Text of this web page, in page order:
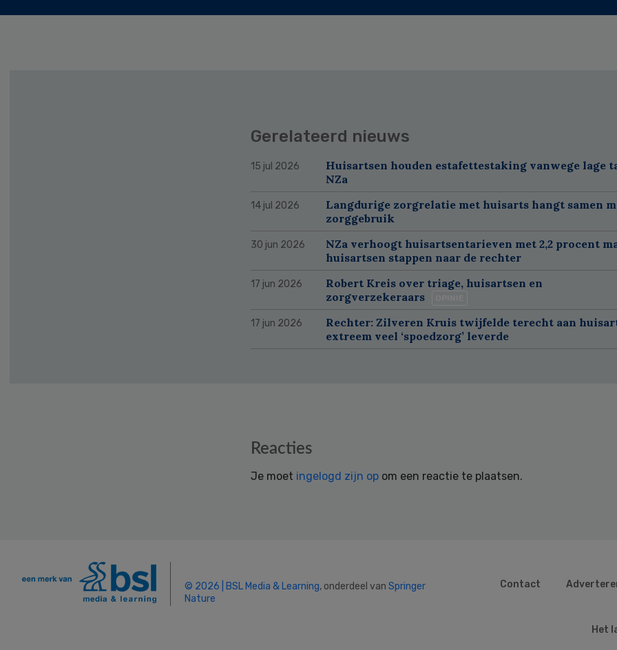
Gerelateerd nieuws
15 jul 2026
Huisartsen houden estafettestaking vanwege lage
NZa
14 jul 2026
Langdurige zorgrelatie met huisarts hangt samen
zorggebruik
30 jun 2026
NZa verhoogt huisartsentarieven met 2,2 procent
huisartsen stappen naar de rechter
17 jun 2026
Robert Kreis over triage, huisartsen en
zorgverzekeraars
17 jun 2026
Rechter: Zilveren Kruis twijfelde terecht aan
extreem veel ‘spoedzorg’ leverde
Reacties
Je moet ingelogd zijn op om een reactie te plaatsen.
© 2026 | BSL Media & Learning, onderdeel van Springer
Nature
Contact
Het